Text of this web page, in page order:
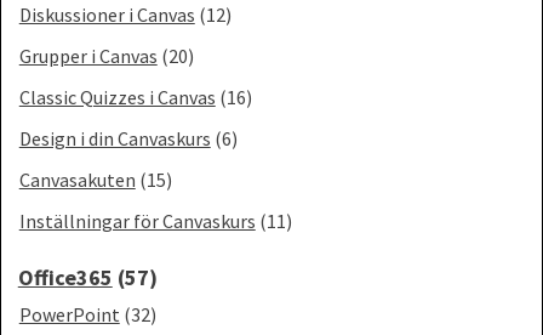
Diskussioner i Canvas (12)
Grupper i Canvas (20)
Classic Quizzes i Canvas (16)
Design i din Canvaskurs (6)
Canvasakuten (15)
Inställningar för Canvaskurs (11)
Office365 (57)
PowerPoint (32)